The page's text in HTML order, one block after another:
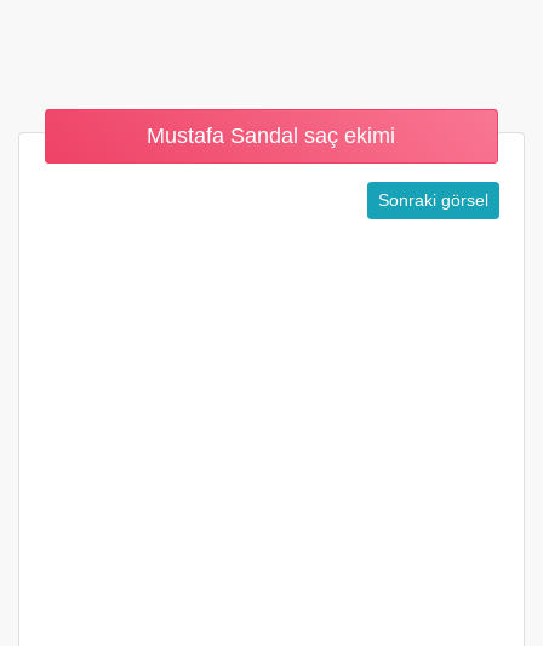
Mustafa Sandal saç ekimi
Sonraki görsel